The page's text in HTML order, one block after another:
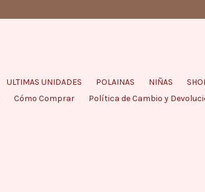
ULTIMAS UNIDADES POLAINAS NIÑAS
Cómo Comprar Política de Cambio y